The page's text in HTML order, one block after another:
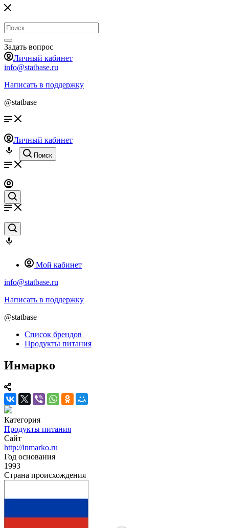
Задать вопрос
Личный кабинет
info@statbase.ru
Написать в поддержку
@statbase
Личный кабинет
Поиск
Мой кабинет
info@statbase.ru
Написать в поддержку
@statbase
Список брендов
Продукты питания
Инмарко
Категория
Продукты питания
Сайт
http://inmarko.ru
Год основания
1993
Страна происхождения